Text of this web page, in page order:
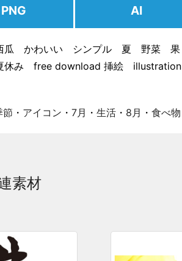
PNG AI
瓜 かわいい シンプル 夏 野菜 果
み free download 挿絵 illustration
節 ・ アイコン ・7月 ・生活 ・ 8月 ・食べ物
素材